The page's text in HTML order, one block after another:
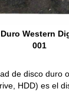
Western
001
de disco duro
HDD) es el